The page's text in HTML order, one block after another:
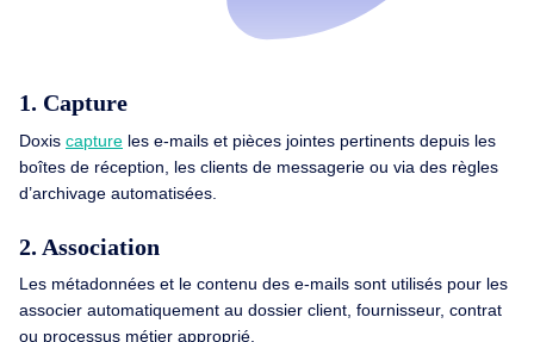
1. Capture
Doxis capture les e-mails et pièces jointes pertinents depuis les
boîtes de réception, les clients de messagerie ou via des règles
d’archivage automatisées.
2. Association
Les métadonnées et le contenu des e-mails sont utilisés pour les
associer automatiquement au dossier client, fournisseur, contrat
ou processus métier approprié.